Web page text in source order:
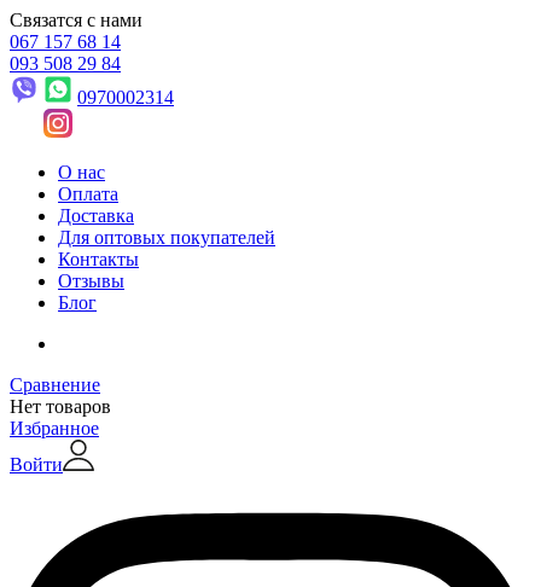
Связатся с нами
067 157 68 14
093 508 29 84
0970002314
О нас
Оплата
Доставка
Для оптовых покупателей
Контакты
Отзывы
Блог
Сравнение
Нет товаров
Избранное
Войти